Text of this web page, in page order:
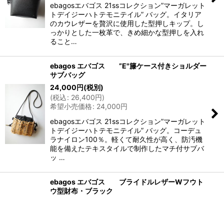
ebagosエバゴス 21ssコレクション”マーガレット
トデイジーハトテモニテイル” バッグ。イタリア
のカウレザーを贅沢に使用した型押しキップ。し
っかりとした一枚革で、きめ細かな型押しを入れ
ること…
ebagos エバゴス ”E"籐ケース付きショルダー
サブバッグ
24,000円(税別)
(税込: 26,400円)
希望小売価格: 24,000円
ebagosエバゴス 21ssコレクション”マーガレット
トデイジーハトテモニテイル” バッグ。コーデュ
ラナイロン100％。軽くて耐久性が高く、防汚機
能を備えたテキスタイルで制作したマチ付サブバ
ッ …
ebagos エバゴス ブライドルレザーWフウト
ウ型財布・ブラック